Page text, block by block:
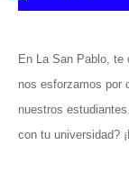
En La San Pablo, te
nos esforzamos por
nuestros
con tu universidad?